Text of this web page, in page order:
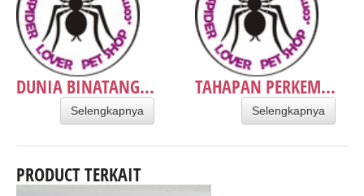
DUNIA BINATANG...
Selengkapnya
TAHAPAN PERKEM...
Selengkapnya
PRODUCT TERKAIT